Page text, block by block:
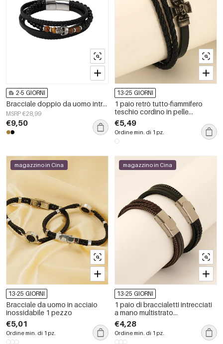
2-5 GIORNI
Bracciale doppio da uomo intrecciato con perline e ciondolo teschio - marrone/nero
MSRP €28,99
€9,50
13-25 GIORNI
1 paio retrò tutto-fiammifero
teschio cordino in pelle
intrecciata braccialetto uomo
titanio acciaio chiusura
magnetica braccialetto
accessori uomo uomo
€5,49
Ordine min. di 1 pz.
magazzino in Cina
13-25 GIORNI
Bracciale da uomo in acciaio
inossidabile 1 pezzo
€5,01
Ordine min. di 1 pz.
magazzino in Cina
13-25 GIORNI
1 paio di braccialetti intrecciati
a mano multistrato
transfrontalieri da uomo, in
acciaio inossidabile, in corda di
pelle, unisex, da uomo
€4,28
Ordine min. di 1 pz.